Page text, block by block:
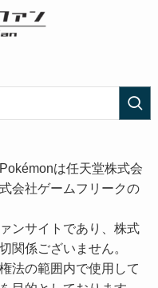
は任天堂株式会
会社ゲームフリークの
ンサイトであり、株式
関係ございません。
法の範囲内で使用して